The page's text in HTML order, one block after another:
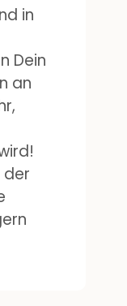
die
in
Dein
an
der